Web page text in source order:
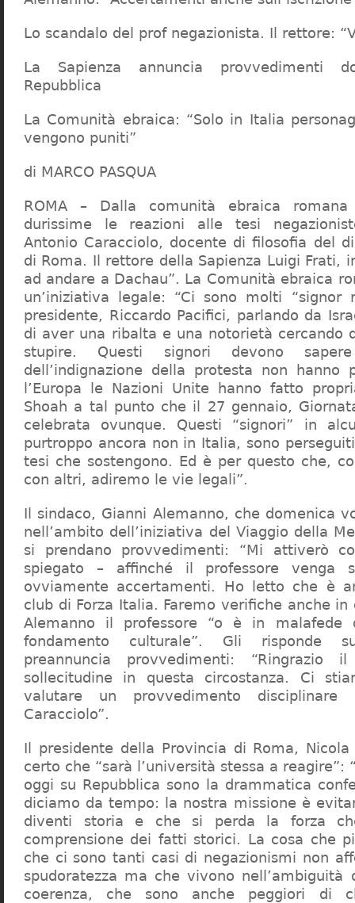
Lo scandalo del prof negazionista. Il rettore:
La Sapienza annuncia provvedimenti
Repubblica
La Comunità ebraica: “Solo in Italia
vengono puniti”
di MARCO PASQUA
ROMA – Dalla comunità ebraica
durissime le reazioni alle tesi
Antonio Caracciolo, docente di filosofia del
di Roma. Il rettore della Sapienza Luigi Frati,
ad andare a Dachau”. La Comunità ebraica
un’iniziativa legale: “Ci sono molti “signor
presidente, Riccardo Pacifici, parlando da
di aver una ribalta e una notorietà cercando
stupire. Questi signori devono
dell’indignazione della protesta non hanno
l’Europa le Nazioni Unite hanno fatto
Shoah a tal punto che il 27 gennaio,
celebrata ovunque. Questi “signori” in
purtroppo ancora non in Italia, sono
tesi che sostengono. Ed è per questo che,
con altri, adiremo le vie legali”.
Il sindaco, Gianni Alemanno, che domenica
nell’ambito dell’iniziativa del Viaggio della
si prendano provvedimenti: “Mi attiverò
spiegato – affinché il professore venga
ovviamente accertamenti. Ho letto che è
club di Forza Italia. Faremo verifiche anche in
Alemanno il professore “o è in malafede
fondamento culturale”. Gli risponde
preannuncia provvedimenti:
sollecitudine in questa circostanza. Ci
valutare un provvedimento
Caracciolo”.
Il presidente della Provincia di Roma,
certo che “sarà l’università stessa a reagire”:
oggi su Repubblica sono la drammatica
diciamo da tempo: la nostra missione è
diventi storia e che si perda la forza
comprensione dei fatti storici. La cosa che
che ci sono tanti casi di negazionismi non
spudoratezza ma che vivono nell’ambiguità
coerenza, che sono anche peggiori di